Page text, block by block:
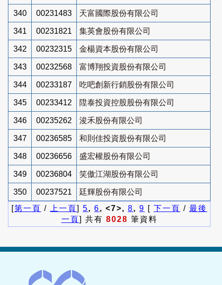
340 00231483 天富國際股份有限公司
341 00231821 集英會股份有限公司
342 00232315 金楊資本股份有限公司
343 00232568 富博翔投資股份有限公司
344 00233187 吃吧創新行銷股份有限公司
345 00233412 陞泰投資控股股份有限公司
346 00235262 浚禾股份有限公司
347 00236585 和則佳投資股份有限公司
348 00236656 盛宏權股份有限公司
349 00236804 笑傲江湖股份有限公司
350 00237521
廷輝股份有限公司
[第一頁 / 上一頁] 5, 6, <7>, 8, 9 [ 下一頁 / 最後
一頁] 共有 8028 筆資料